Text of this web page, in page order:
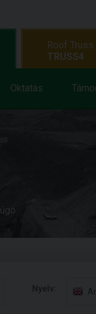
Oktatás
Roof
TRUSS4
Nyelv: